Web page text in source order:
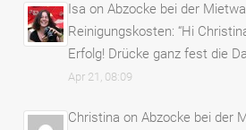
Isa onAbzocke bei der
Reinigungskosten: “Hi
Erfolg! Drücke ganz fest die
Apr 21, 08:09
Christina onAbzocke bei der